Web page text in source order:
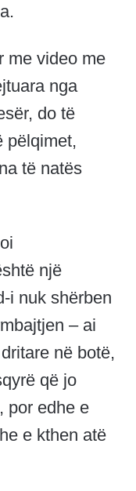
me video me
nga
do të
pëlqimet,
të natës
një
i nuk shërben
– ai
në botë,
që jo
por edhe e
e kthen atë